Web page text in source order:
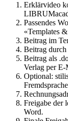
Erklärvideo
Passendes
«Templates
Beitrag im
Beitrag durch
Beitrag als
Verlag per
Optional:
Freigabe der
Word.